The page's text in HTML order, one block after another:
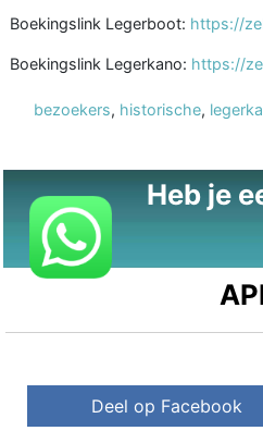
Boekingslink Legerboot: https://
Boekingslink Legerkano: https://
bezoekers, historische,
Heb je
Deel op Facebook